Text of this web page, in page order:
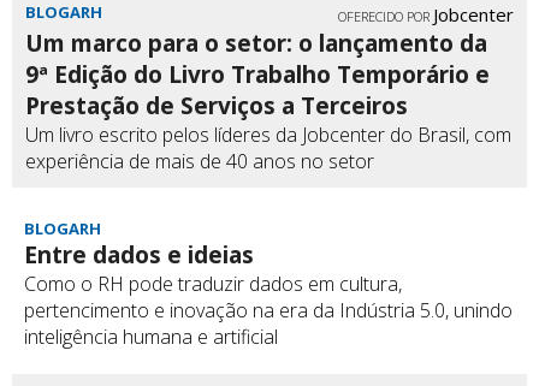
BLOGARH OFERECIDO POR Jobcenter
Um marco para o setor: o lançamento da
9ª Edição do Livro Trabalho Temporário e
Prestação de Serviços a Terceiros
Um livro escrito pelos líderes da Jobcenter do Brasil, com
experiência de mais de 40 anos no setor
BLOGARH
Entre dados e ideias
Como o RH pode traduzir dados em cultura,
pertencimento e inovação na era da Indústria 5.0, unindo
inteligência humana e artificial